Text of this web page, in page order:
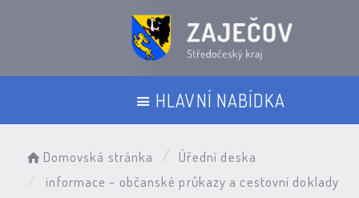
HLAVNÍ NABÍDKA
Domovská stránka
Úřední deska
informace - občanské průkazy a cestovní doklady